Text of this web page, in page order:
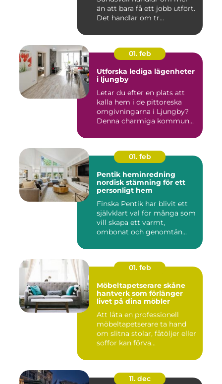
än att bara få ett jobb utfört.
Det handlar om tr...
01. feb
Utforska lediga lägenheter
i ljungby
Letar du efter en plats att
kalla hem i de pittoreska
omgivningarna i Ljungby?
Denna charmiga kommun...
01. feb
Pentik heminredning
nordisk stämning för ett
personligt hem
Finska Pentik har blivit ett
självklart val för många som
vill skapa ett varmt,
ombonat och genomtän...
01. feb
Möbeltapetserare skåne
hantverk som förlänger
livet på dina möbler
Att låta en professionell
möbeltapetserare ta hand
om slitna stolar, fåtöljer eller
soffor kan förva...
11. dec